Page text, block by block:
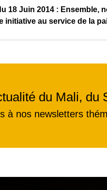
18 Juin 2014 : Ensemble,
initiative au service de la
du Mali, du
à nos newsletters